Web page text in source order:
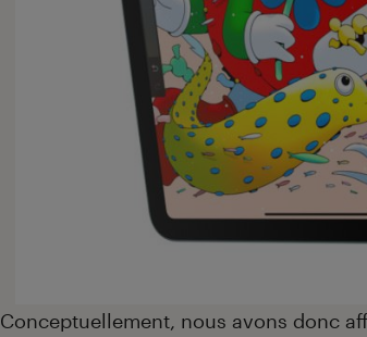
Conceptuellement, nous avons donc